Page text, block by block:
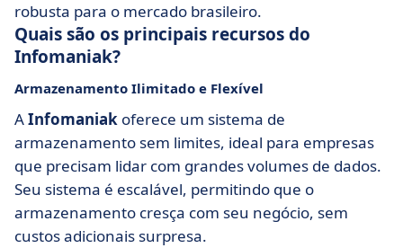
robusta para o mercado brasileiro.
Quais são os principais recursos do
Infomaniak?
Armazenamento Ilimitado e Flexível
AInfomaniak oferece um sistema de
armazenamento sem limites, ideal para empresas
que precisam lidar com grandes volumes de dados.
Seu sistema é escalável, permitindo que o
armazenamento cresça com seu negócio, sem
custos adicionais surpresa.